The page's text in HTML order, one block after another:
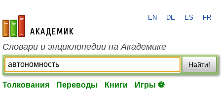
academic.ru
EN DE ES FR
Словари и энциклопедии на Академике
Найти!
Толкования Переводы Книги Игры ⚽